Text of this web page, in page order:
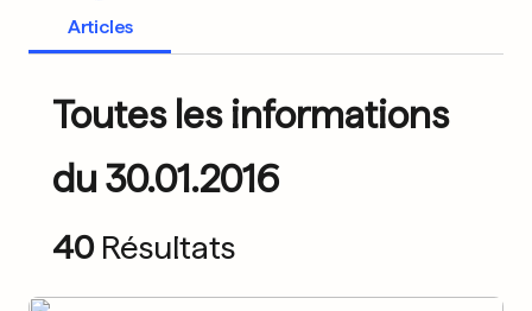
Articles
Toutes les informations
du 30.01.2016
40 Résultats